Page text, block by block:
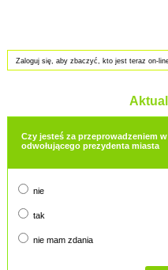
Zaloguj się, aby zbaczyć, kto jest teraz on-
Czy jesteś za przeprowadzeniem
odwołującego prezydenta miasta
nie
tak
nie mam zdania